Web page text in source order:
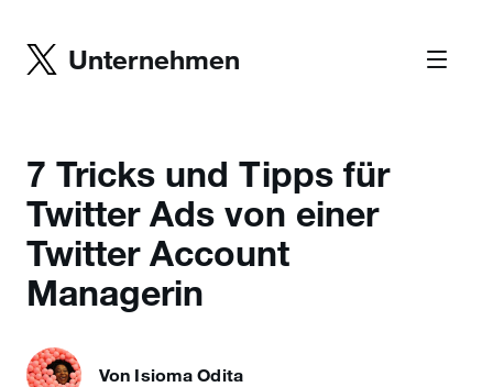
Unternehmen
7 Tricks und Tipps für
Twitter Ads von einer
Twitter Account
Managerin
Von Isioma Odita